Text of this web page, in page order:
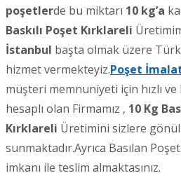
poşetlerde bu miktarı 10 kg’a
Baskılı Poşet Kırklareli
İstanbul başta olmak üzere
hizmet vermekteyiz.Poşet
müşteri memnuniyeti için hızlı
hesaplı olan Firmamız , 10 Kg
Kırklareli Üretimini sizlere gönül
sunmaktadır.Ayrıca Basılan
imkanı ile teslim almaktasınız.